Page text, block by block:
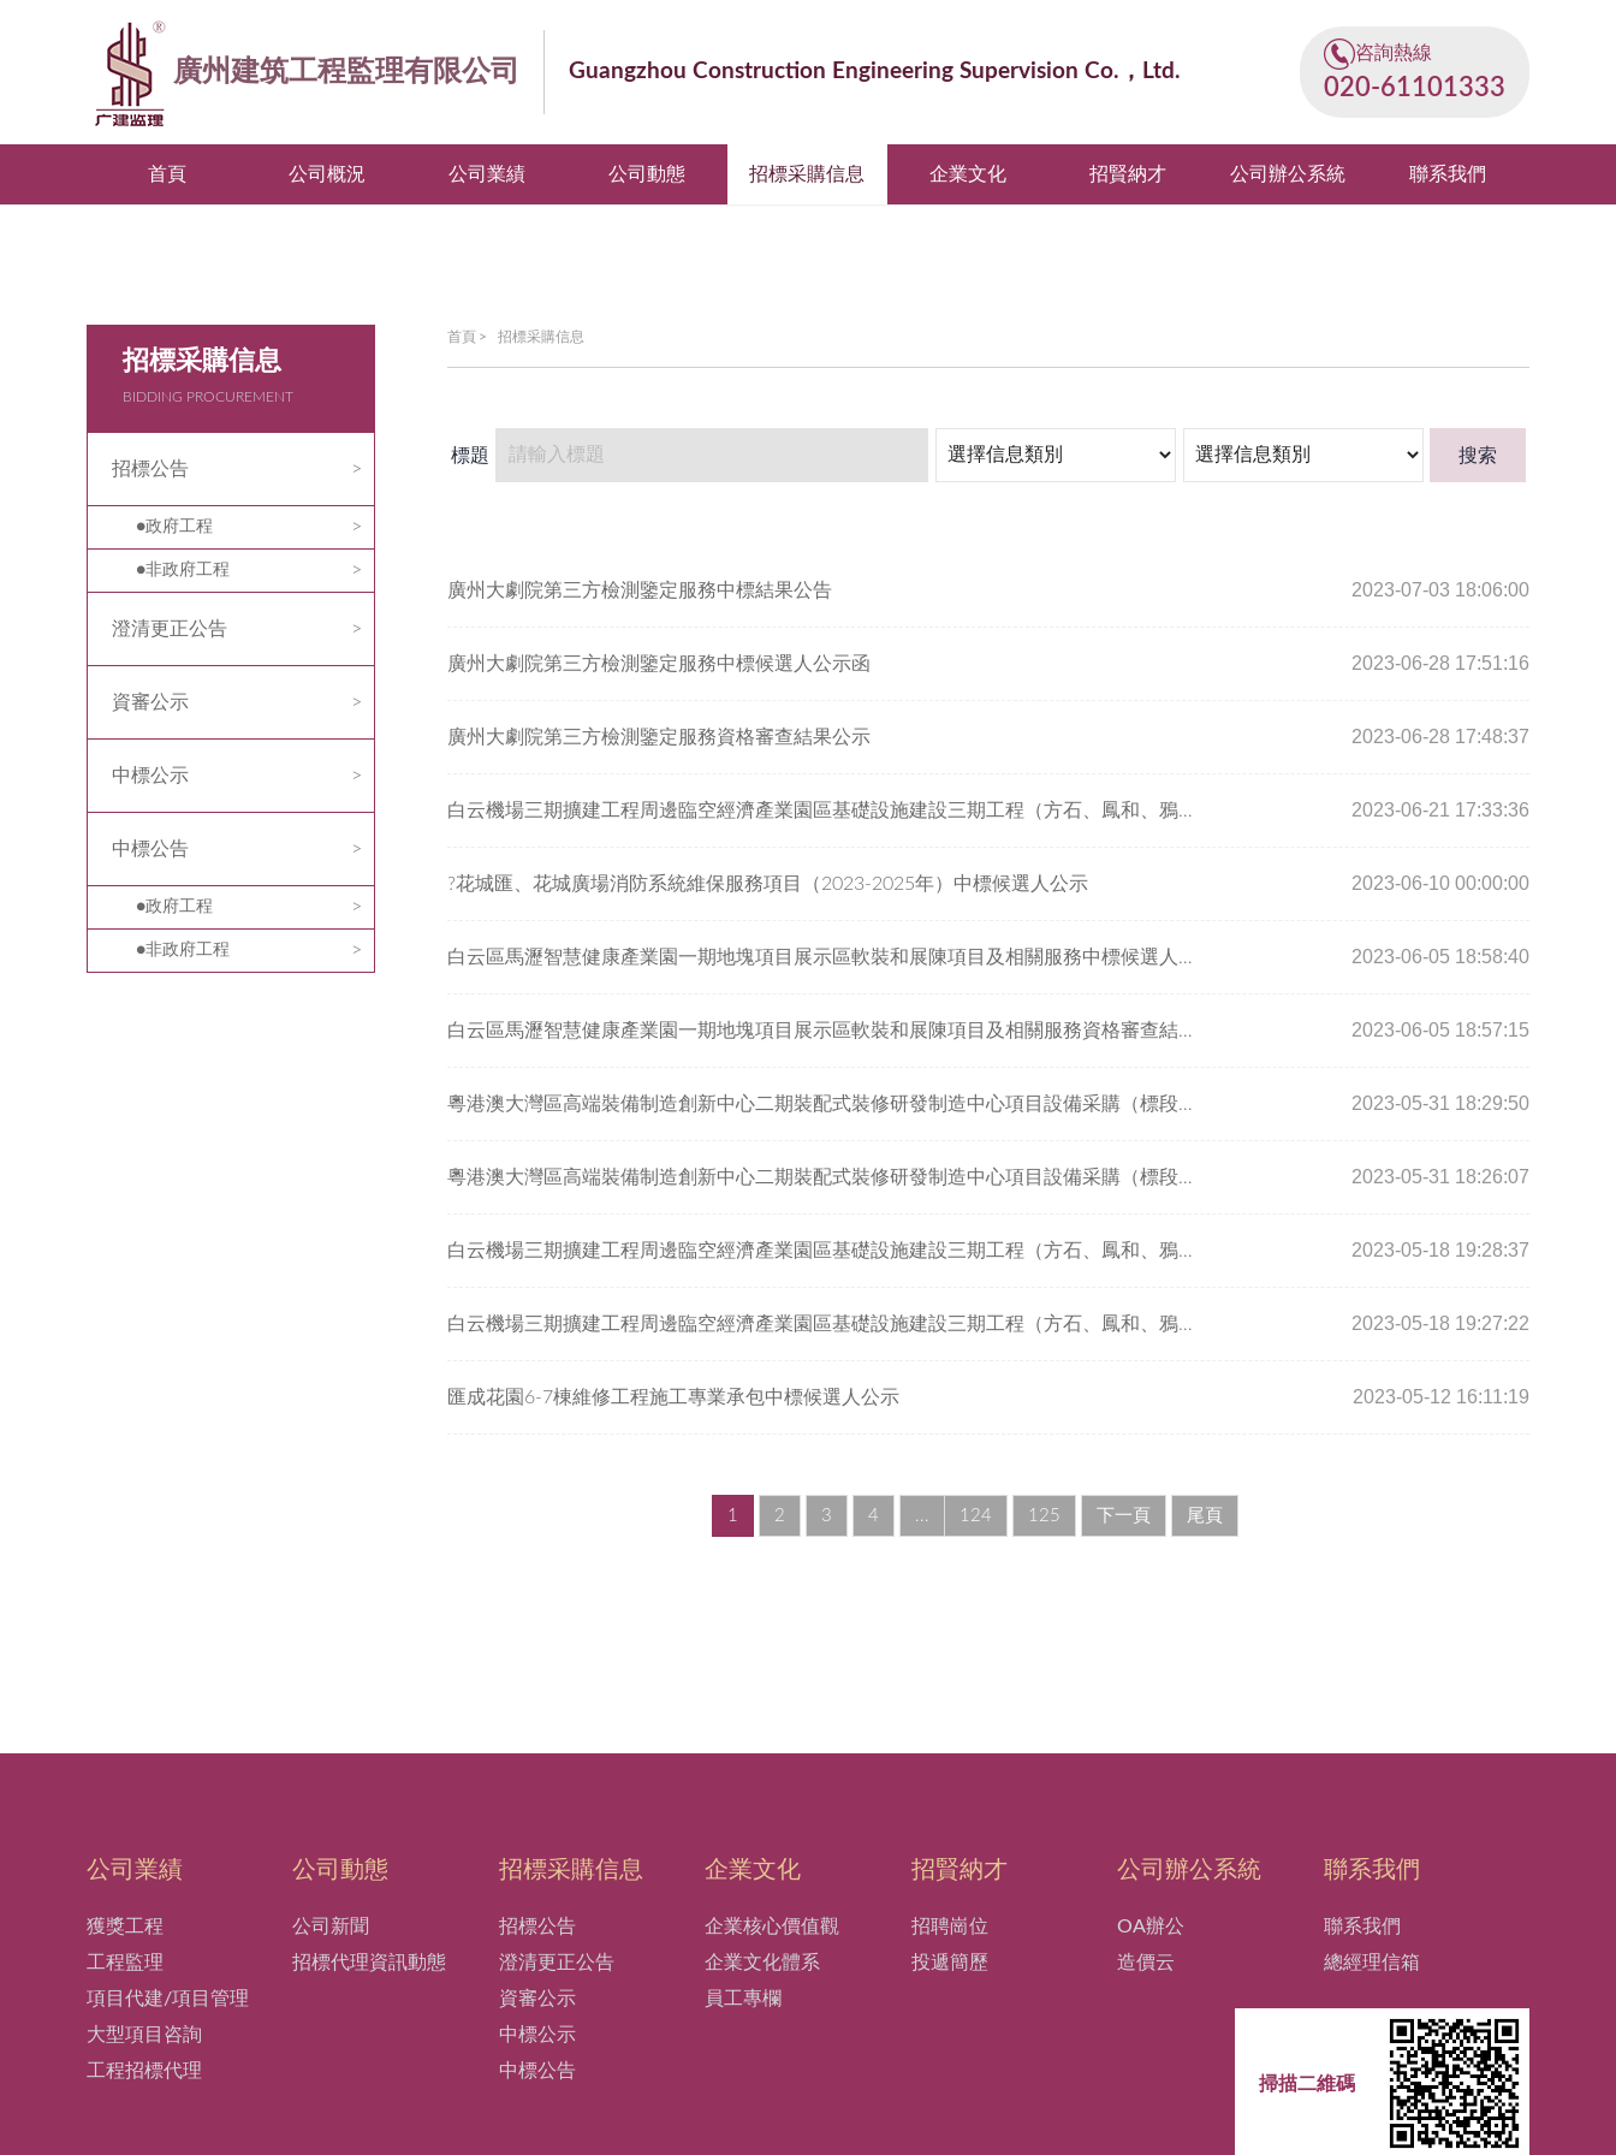
廣州建筑工程監理有限公司 Guangzhou Construction Engineering Supervision Co.，Ltd.
咨詢熱線
020-61101333
首頁 公司概況 公司業績 公司動態 招標采購信息 企業文化 招賢納才 公司辦公系統 聯系我們
招標采購信息
BIDDING PROCUREMENT
招標公告
政府工程
非政府工程
澄清更正公告
資審公示
中標公示
中標公告
政府工程
非政府工程
首頁 > 招標采購信息
標題 搜索
廣州大劇院第三方檢測鑒定服務中標結果公告 2023-07-03 18:06:00
廣州大劇院第三方檢測鑒定服務中標候選人公示函 2023-06-28 17:51:16
廣州大劇院第三方檢測鑒定服務資格審查結果公示 2023-06-28 17:48:37
白云機場三期擴建工程周邊臨空經濟產業園區基礎設施建設三期工程（方石、鳳和、鴉湖、和瑞路、竹三地塊）、（建南（首批））、（南方地塊）（第一批）、（小?-平山首期）（第一批）、（龍口-小布二期）（第一批）、（清?項目）、（小?—平山二期（首批））、（保良北地塊）（第一批）建筑工程一切險及第三者責任險中標結果 2023-06-21 17:33:36
?花城匯、花城廣場消防系統維保服務項目（2023-2025年）中標候選人公示 2023-06-10 00:00:00
白云區馬瀝智慧健康產業園一期地塊項目展示區軟裝和展陳項目及相關服務中標候選人公示函 2023-06-05 18:58:40
白云區馬瀝智慧健康產業園一期地塊項目展示區軟裝和展陳項目及相關服務資格審查結果公示 2023-06-05 18:57:15
粵港澳大灣區高端裝備制造創新中心二期裝配式裝修研發制造中心項目設備采購（標段四）-粉塵、廢氣中央處理系統中標候選人公示 2023-05-31 18:29:50
粵港澳大灣區高端裝備制造創新中心二期裝配式裝修研發制造中心項目設備采購（標段四）-粉塵、廢氣中央處理 系統資格審查結果公示 2023-05-31 18:26:07
白云機場三期擴建工程周邊臨空經濟產業園區基礎設施建設三期工程（方石、鳳和、鴉湖、和瑞路、竹三地塊）、（建南（首批））、（南方地塊）（第一批）、（小?-平山首期）（第一批）、（龍口-小布二期）（第一批）、（清?項目）、（小?—平山二期（首批））、（保良北地塊）（第一批）建筑工程一切險及第三者責任險 中標候選人公示 2023-05-18 19:28:37
白云機場三期擴建工程周邊臨空經濟產業園區基礎設施建設三期工程（方石、鳳和、鴉湖、和瑞路、竹三地塊）、（建南（首批））、（南方地塊）（第一批）、（小?-平山首期）（第一批）、（龍口-小布二期）（第一批）、（清?項目）、（小?—平山二期（首批））、（保良北地塊）（第一批）建筑工程一切險及第三者責任險資格審查結果公示 2023-05-18 19:27:22
匯成花園6-7棟維修工程施工專業承包中標候選人公示 2023-05-12 16:11:19
1 2 3 4 ... 124 125 下一頁 尾頁
公司業績
獲獎工程
工程監理
項目代建/項目管理
大型項目咨詢
工程招標代理
公司動態
公司新聞
招標代理資訊動態
招標采購信息
招標公告
澄清更正公告
資審公示
中標公示
中標公告
企業文化
企業核心價值觀
企業文化體系
員工專欄
招賢納才
招聘崗位
投遞簡歷
公司辦公系統
OA辦公
造價云
聯系我們
聯系我們
總經理信箱
掃描二維碼